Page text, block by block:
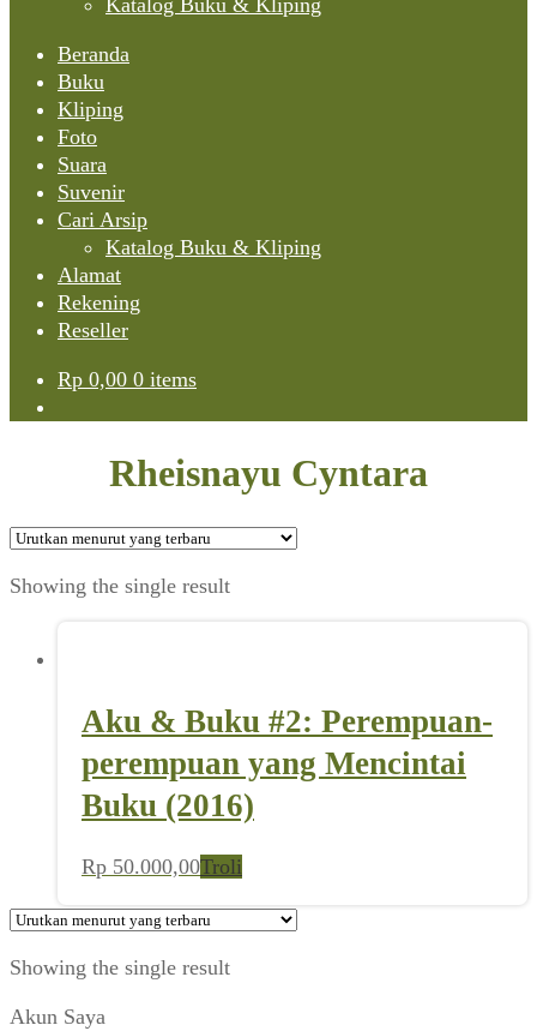
Katalog Buku & Kliping
Beranda
Buku
Kliping
Foto
Suara
Suvenir
Cari Arsip
Katalog Buku & Kliping
Alamat
Rekening
Reseller
Rp 0,00 0 items
Rheisnayu Cyntara
Showing the single result
Aku & Buku #2: Perempuan-
perempuan yang Mencintai
Buku (2016)
Rp 50.000,00Troli
Showing the single result
Akun Saya